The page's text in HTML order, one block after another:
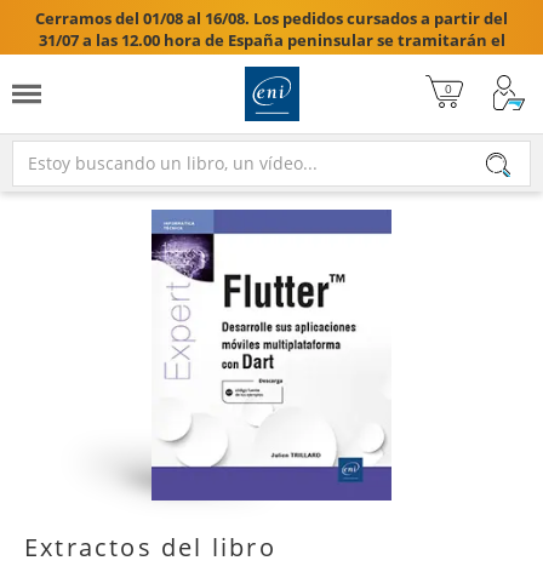
Cerramos del 01/08 al 16/08. Los pedidos cursados a partir del
31/07 a las 12.00 hora de España peninsular se tramitarán el
17/08/2026.

Extractos del libro